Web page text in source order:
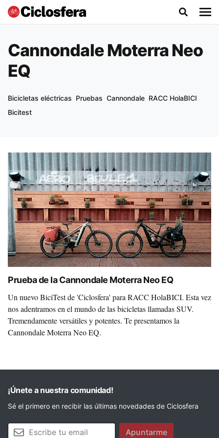
Cannondale Moterra Neo
EQ
Bicicletas eléctricas Pruebas Cannondale RACC HolaBICI
Bicitest
Prueba de la Cannondale Moterra Neo EQ
Un nuevo BiciTest de 'Ciclosfera' para RACC HolaBICI. Esta vez
nos adentramos en el mundo de las bicicletas llamadas SUV.
Tremendamente versátiles y potentes. Te presentamos la
Cannondale Moterra Neo EQ.
¡Únete a nuestra comunidad!
Sé el primero en recibir las últimas novedades de Ciclosfera
Tu email Apuntarme